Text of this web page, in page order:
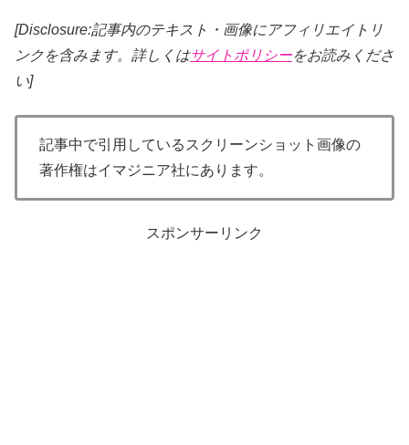
[Disclosure:記事内のテキスト・画像にアフィリエイトリ
ンクを含みます。詳しくはサイトポリシーをお読みくださ
い]
記事中で引用しているスクリーンショット画像の
著作権はイマジニア社にあります。
スポンサーリンク